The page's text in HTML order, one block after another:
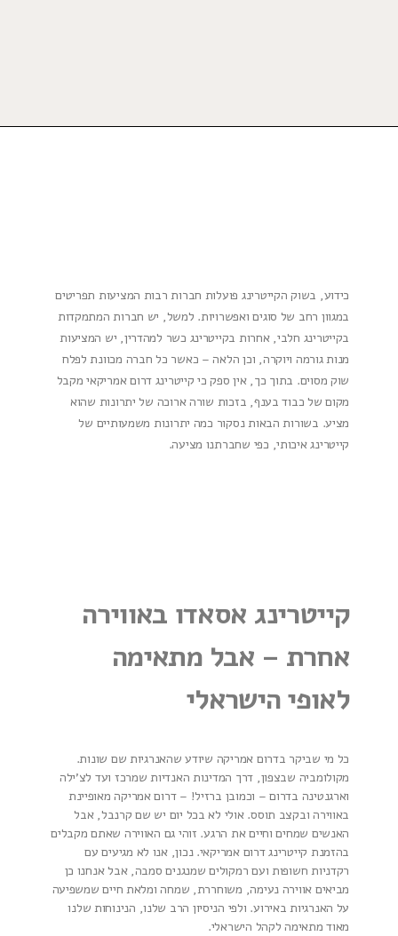
כידוע, בשוק הקייטרינג פועלות חברות רבות המציעות תפריטים
במגוון רחב של סוגים ואפשרויות. למשל, יש חברות המתמקדות
בקייטרינג חלבי, אחרות בקייטרינג כשר למהדרין, יש המציעות
מנות גורמה ויוקרה, וכן הלאה – כאשר כל חברה מכוונת לפלח
שוק מסוים. בתוך כך, אין ספק כי קייטרינג דרום אמריקאי מקבל
מקום של כבוד בענף, בזכות שורה ארוכה של יתרונות שהוא
מציע. בשורות הבאות נסקור כמה יתרונות משמעותיים של
קייטרינג איכותי, כפי שחברתנו מציעה.
קייטרינג אסאדו באווירה
אחרת – אבל מתאימה
לאופי הישראלי
כל מי שביקר בדרום אמריקה שיודע שהאנרגיות שם שונות.
מקולומביה שבצפון, דרך המדינות האנדיות שמרכז ועד לצ'ילה
וארגנטינה בדרום – וכמובן ברזיל! – דרום אמריקה מאופיינת
באווירה ובקצב תוסס. אולי לא בכל יום יש שם קרנבל, אבל
האנשים שמחים וחיים את הרגע. זוהי גם האווירה שאתם מקבלים
בהזמנת קייטרינג דרום אמריקאי. נכון, אנו לא מגיעים עם
רקדניות חשופות ועם רמקולים שמנגנים סמבה, אבל אנחנו כן
מביאים אווירה נעימה, משוחררת, שמחה ומלאת חיים שמשפיעה
על האנרגיות באירוע. ולפי הניסיון הרב שלנו, הנינוחות שלנו
מאוד מתאימה לקהל הישראלי.